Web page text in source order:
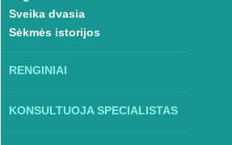
Sveika dvasia
Sėkmės istorijos
RENGINIAI
KONSULTUOJA SPECIALISTAS